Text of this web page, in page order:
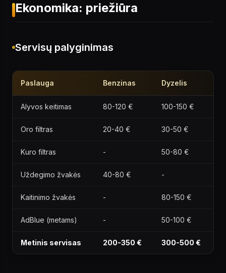
Ekonomika: priežiūra
Servisų palyginimas
Paslauga Benzinas Dyzelis
Alyvos keitimas 80-120 € 100-150 €
Oro filtras 20-40 € 30-50 €
Kuro filtras - 50-80 €
Uždegimo žvakės 40-80 € -
Kaitinimo žvakės - 80-150 €
AdBlue (metams) - 50-100 €
Metinis servisas 200-350 € 300-500 €